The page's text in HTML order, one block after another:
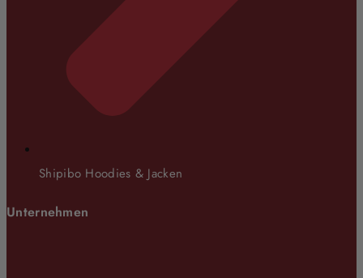
Shipibo Hoodies & Jacken
Unternehmen